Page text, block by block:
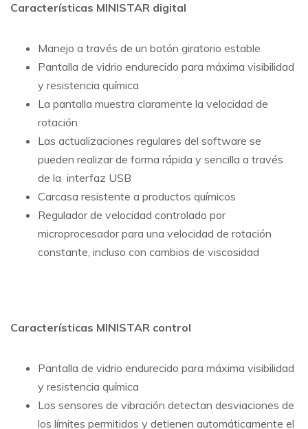
Características MINISTAR digital
Manejo a través de un botón giratorio estable
Pantalla de vidrio endurecido para máxima visibilidad
y resistencia química
La pantalla muestra claramente la velocidad de
rotación
Las actualizaciones regulares del software se
pueden realizar de forma rápida y sencilla a través
de la interfaz USB
Carcasa resistente a productos químicos
Regulador de velocidad controlado por
microprocesador para una velocidad de rotación
constante, incluso con cambios de viscosidad
Características MINISTAR control
Pantalla de vidrio endurecido para máxima visibilidad
y resistencia química
Los sensores de vibración detectan desviaciones de
los límites permitidos y detienen automáticamente el